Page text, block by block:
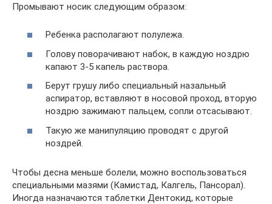
Промывают носик следующим образом:
Ребенка располагают полулежа.
Голову поворачивают набок, в каждую ноздрю
капают 3-5 капель раствора.
Берут грушу либо специальный назальный
аспиратор, вставляют в носовой проход, вторую
ноздрю зажимают пальцем, сопли отсасывают.
Такую же манипуляцию проводят с другой
ноздрей.
Чтобы десна меньше болели, можно воспользоваться
специальными мазями (Камистад, Калгель, Пансорал).
Иногда назначаются таблетки Дентокид, которые